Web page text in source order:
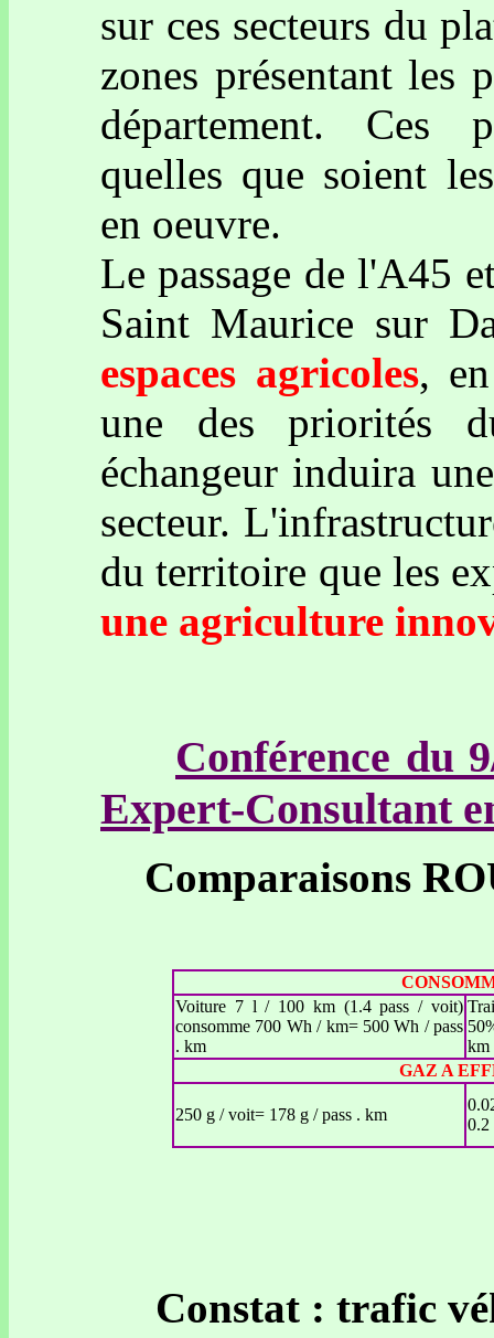
sur ces secteurs du
zones présentant les
département. Ces
quelles que soient
en oeuvre.
Le passage de l'A45
Saint Maurice sur
espaces agricoles,
une des priorités
échangeur induira
secteur.
du territoire que les
une agriculture
Conférence du
Expert-Consultant
Comparaisons
Voiture 7 l / 100 km (1.4 pass / voit)
consomme 700 Wh / km= 500 Wh / pass
. km
km
GAZ A
250 g / voit= 178 g / pass . km
0.2
Constat : trafic